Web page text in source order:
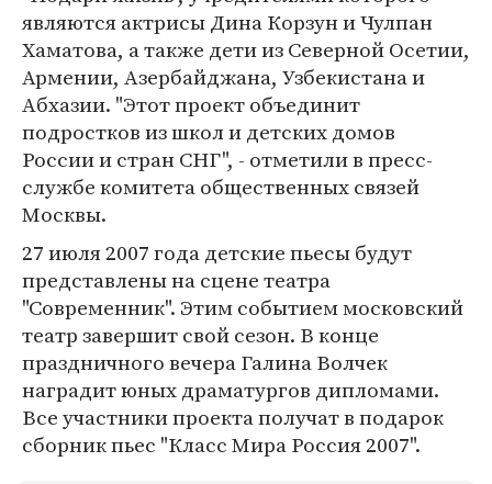
являются актрисы Дина Корзун и Чулпан
Хаматова, а также дети из Северной Осетии,
Армении, Азербайджана, Узбекистана и
Абхазии. "Этот проект объединит
подростков из школ и детских домов
России и стран СНГ", - отметили в пресс-
службе комитета общественных связей
Москвы.
27 июля 2007 года детские пьесы будут
представлены на сцене театра
"Современник". Этим событием московский
театр завершит свой сезон. В конце
праздничного вечера Галина Волчек
наградит юных драматургов дипломами.
Все участники проекта получат в подарок
сборник пьес "Класс Мира Россия 2007".